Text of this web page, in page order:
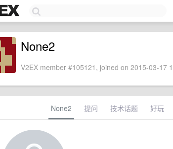
None2
V2EX member #105121, joined on 2015-03-17
None2 提问 技术话题 好玩